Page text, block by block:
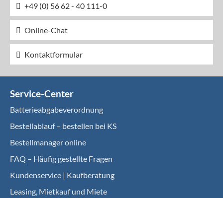
+49 (0) 56 62 - 40 111-0
Online-Chat
Kontaktformular
Service-Center
Batterieabgabeverordnung
Bestellablauf – bestellen bei KS
Bestellmanager online
FAQ – Häufig gestellte Fragen
Kundenservice | Kaufberatung
Leasing, Mietkauf und Miete